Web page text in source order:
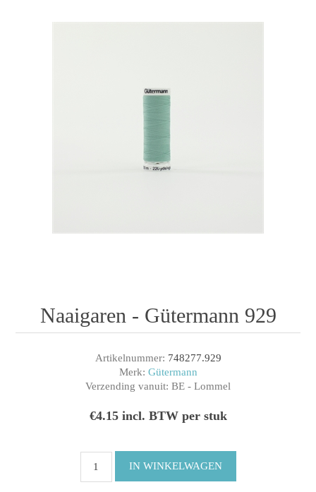
Naaigaren - Gütermann 929
Artikelnummer: 748277.929
Merk: Gütermann
Verzending vanuit: BE - Lommel
€4.15 incl. BTW per stuk